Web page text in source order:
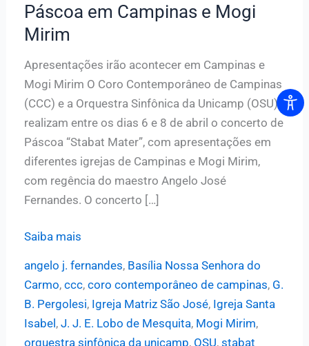
Páscoa em Campinas e Mogi
Mirim
Apresentações irão acontecer em Campinas e
Mogi Mirim O Coro Contemporâneo de Campinas
(CCC) e a Orquestra Sinfônica da Unicamp (OSU)
realizam entre os dias 6 e 8 de abril o concerto de
Páscoa “Stabat Mater”, com apresentações em
diferentes igrejas de Campinas e Mogi Mirim,
com regência do maestro Angelo José
Fernandes. O concerto […]
Coro
Campinas
Sinfônica
Saiba mais
angelo j. fernandes, Basília Nossa Senhora do
Carmo, ccc, coro contemporâneo de campinas, G.
B. Pergolesi, Igreja Matriz São José, Igreja Santa
Isabel, J. J. E. Lobo de Mesquita, Mogi Mirim,
orquestra sinfônica da unicamp, OSU, stabat